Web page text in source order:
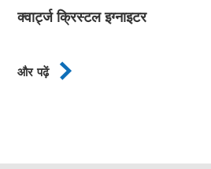
क्वार्ट्ज क्रिस्टल इग्नाइटर
और पढ़ें 